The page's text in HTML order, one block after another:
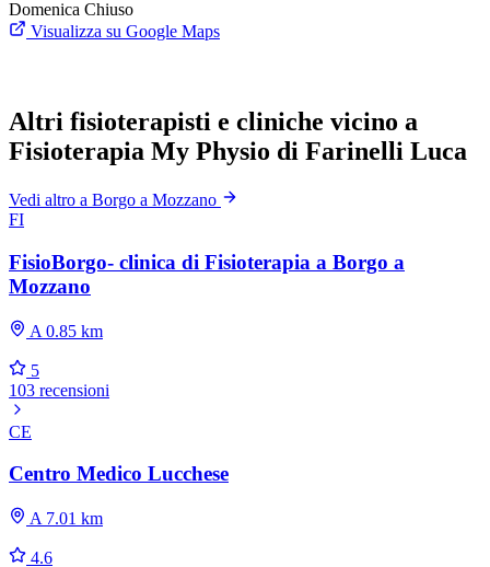
Domenica Chiuso
Visualizza su Google Maps
Altri fisioterapisti e cliniche vicino a
Fisioterapia My Physio di Farinelli Luca
Vedi altro a Borgo a Mozzano
FI
FisioBorgo- clinica di Fisioterapia a Borgo a
Mozzano
A 0.85 km
5
103 recensioni
CE
Centro Medico Lucchese
A 7.01 km
4.6